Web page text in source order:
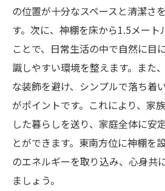
の位置が十分なスペースと清潔さ
す。次に、神棚を床から1.5メート
ことで、日常生活の中で自然に目
識しやすい環境を整えます。また
な装飾を避け、シンプルで落ち着
がポイントです。これにより、家
した暮らしを送り、家庭全体に安
とができます。東南方位に神棚を
のエネルギーを取り込み、心身共
ましょう。